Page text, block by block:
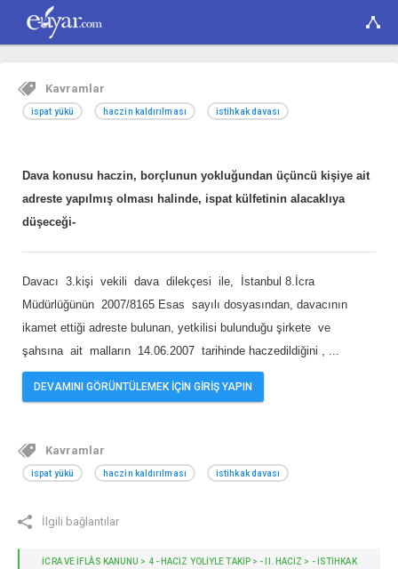
Kavramlar
ispat yükü haczin kaldırılması istihkak davası
Dava konusu haczin, borçlunun yokluğundan üçüncü kişiye ait
adreste yapılmış olması halinde, ispat külfetinin alacaklıya
düşeceği-
Davacı 3.kişi vekili dava dilekçesi ile, İstanbul 8.İcra
Müdürlüğünün 2007/8165 Esas sayılı dosyasından, davacının
ikamet ettiği adreste bulunan, yetkilisi bulunduğu şirkete ve
şahsına ait malların 14.06.2007 tarihinde haczedildiğini , ...
DEVAMINI GÖRÜNTÜLEMEK İÇİN GİRİŞ YAPIN
Kavramlar
ispat yükü haczin kaldırılması istihkak davası
İlgili bağlantılar
İCRA VE İFLÂS KANUNU > 4 - HACIZ YOLIYLE TAKIP > - II. HACİZ > - İSTIHKAK